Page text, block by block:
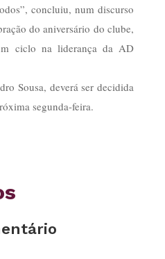
concluiu, num discurso
do aniversário do clube,
ciclo na liderança da AD
Sousa, deverá ser decidida
segunda-feira.